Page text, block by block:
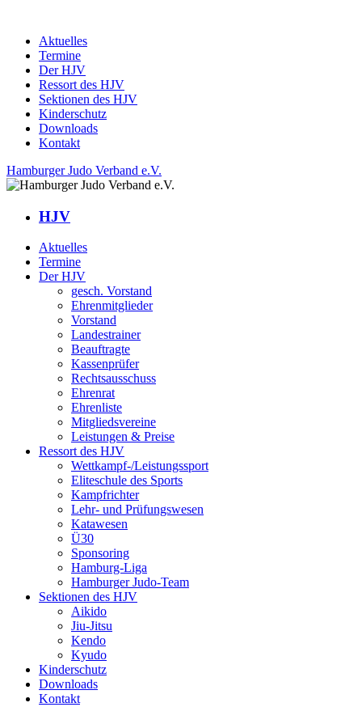
Aktuelles
Termine
Der HJV
Ressort des HJV
Sektionen des HJV
Kinderschutz
Downloads
Kontakt
Hamburger Judo Verband e.V.
HJV
Aktuelles
Termine
Der HJV
gesch. Vorstand
Ehrenmitglieder
Vorstand
Landestrainer
Beauftragte
Kassenprüfer
Rechtsausschuss
Ehrenrat
Ehrenliste
Mitgliedsvereine
Leistungen & Preise
Ressort des HJV
Wettkampf-/Leistungssport
Eliteschule des Sports
Kampfrichter
Lehr- und Prüfungswesen
Katawesen
Ü30
Sponsoring
Hamburg-Liga
Hamburger Judo-Team
Sektionen des HJV
Aikido
Jiu-Jitsu
Kendo
Kyudo
Kinderschutz
Downloads
Kontakt